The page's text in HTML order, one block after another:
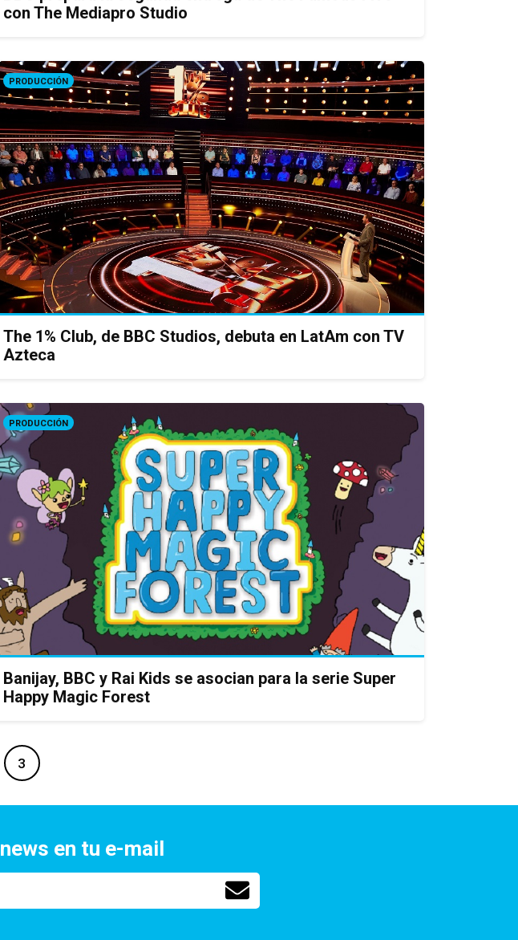
con The Mediapro Studio
PRODUCCIÓN
The 1% Club, de BBC Studios, debuta en LatAm con TV
Azteca
PRODUCCIÓN
Banijay, BBC y Rai Kids se asocian para la serie Super
Happy Magic Forest
3
en tu e-mail